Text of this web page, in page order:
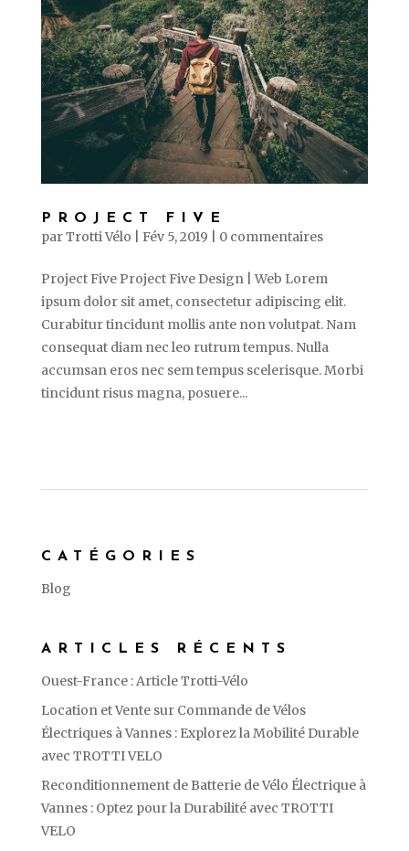
PROJECT FIVE
parTrotti Vélo Fév 5, 2019 0 commentaires
Project Five Project Five Design | Web Lorem
ipsum dolor sit amet, consectetur adipiscing elit.
Curabitur tincidunt mollis ante non volutpat. Nam
consequat diam nec leo rutrum tempus. Nulla
accumsan eros nec sem tempus scelerisque. Morbi
tincidunt risus magna, posuere...
CATÉGORIES
Blog
ARTICLES RÉCENTS
Ouest-France : Article Trotti-Vélo
Location et Vente sur Commande de Vélos
Électriques à Vannes : Explorez la Mobilité Durable
avec TROTTI VELO
Reconditionnement de Batterie de Vélo Électrique à
Vannes : Optez pour la Durabilité avec TROTTI
VELO